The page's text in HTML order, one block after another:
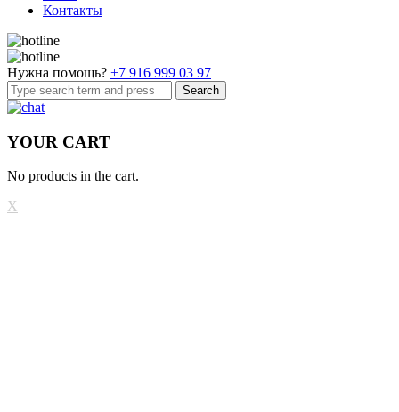
Контакты
Нужна помощь? +7 916 999 03 97
Search
YOUR CART
No products in the cart.
X